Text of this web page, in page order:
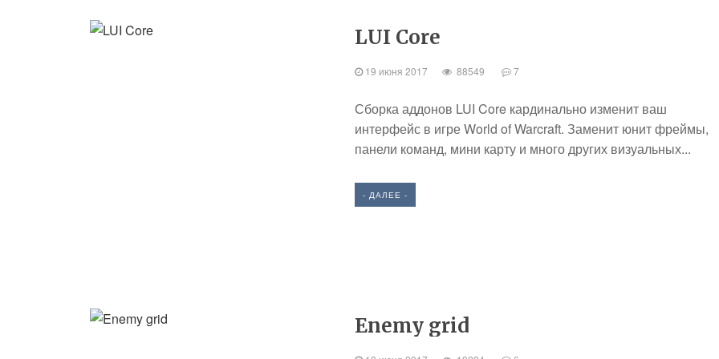
LUI Core
19 июня 2017 88549 7
Сборка аддонов LUI Core кардинально изменит ваш
интерфейс в игре World of Warcraft. Заменит юнит фреймы,
панели команд, мини карту и много других визуальных...
- ДАЛЕЕ -
Enemy grid